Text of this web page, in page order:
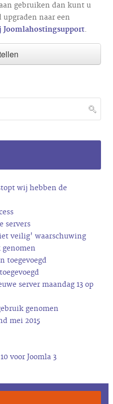
gebruiken dan kunt u
upgraden naar een
.
wij hebben de
servers
veilig' waarschuwing
genomen
toegevoegd
server maandag 13 op
genomen
mei 2015
voor Joomla 3